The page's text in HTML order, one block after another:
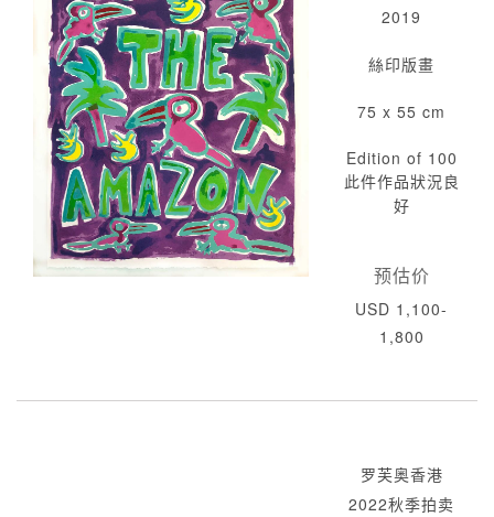
2019
絲印版畫
75 x 55 cm
Edition of 100
此件作品狀況良
好
预估价
USD 1,100-
1,800
罗芙奥香港
2022秋季拍卖